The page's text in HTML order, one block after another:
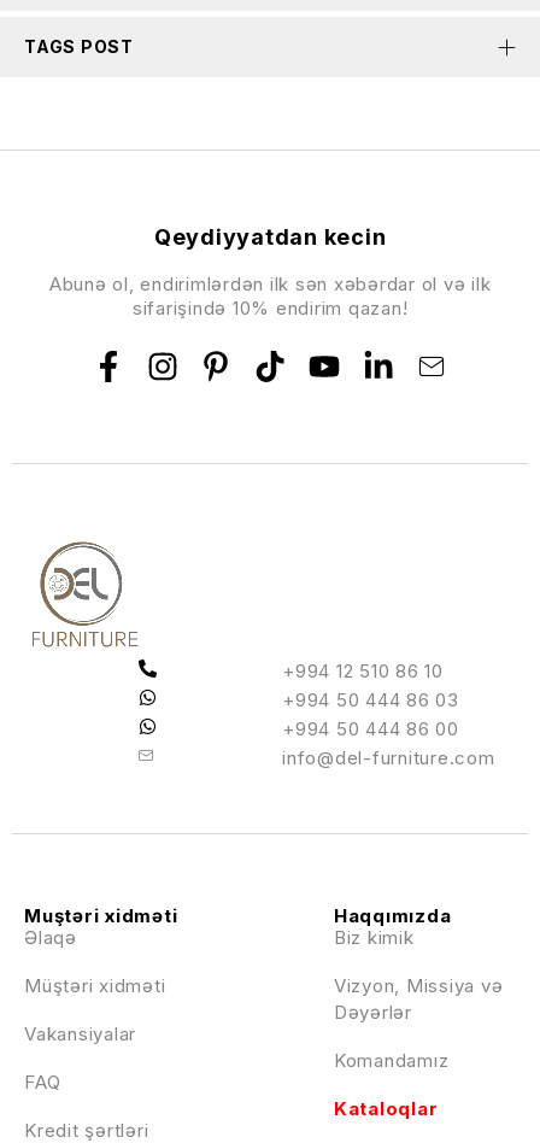
TAGS POST
+994 12 510 86 10
+994 50 444 86 03
+994 50 444 86 00
info@del-furniture.com
Haqqımızda
Biz kimik
Vizyon, Missiya və
Dəyərlər
Komandamız
Kataloqlar
Muştəri xidməti
Əlaqə
Müştəri xidməti
Vakansiyalar
FAQ
Kredit şərtləri
Qeydiyyatdan kecin
Abunə ol, endirimlərdən ilk sən xəbərdar ol və ilk
sifarişində 10% endirim qazan!